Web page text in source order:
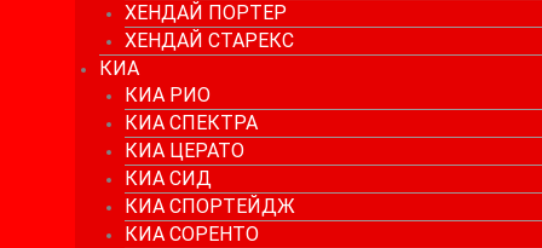
ХЕНДАЙ ПОРТЕР
ХЕНДАЙ СТАРЕКС
КИА
КИА РИО
КИА СПЕКТРА
КИА ЦЕРАТО
КИА СИД
КИА СПОРТЕЙДЖ
КИА СОРЕНТО